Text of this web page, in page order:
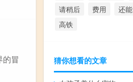
冒
请稍后
费用 还能
高铁
猜你想看的文章